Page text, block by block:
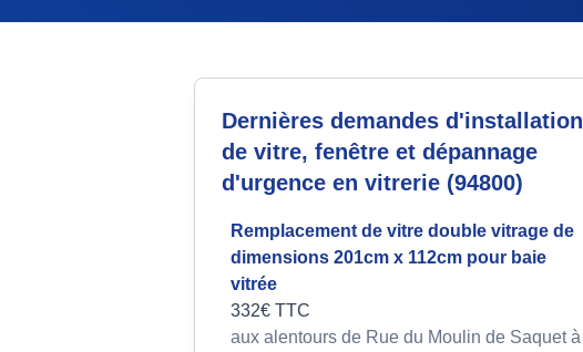
Dernières demandes d'installation
de vitre, fenêtre et dépannage
d'urgence en vitrerie (94800)
Remplacement de vitre double vitrage de
dimensions 201cm x 112cm pour baie
vitrée
332€ TTC
aux alentours de Rue du Moulin de Saquet à